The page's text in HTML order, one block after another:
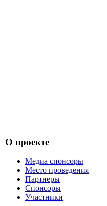
О проекте
Медиа спонсоры
Место проведения
Партнеры
Спонсоры
Участники